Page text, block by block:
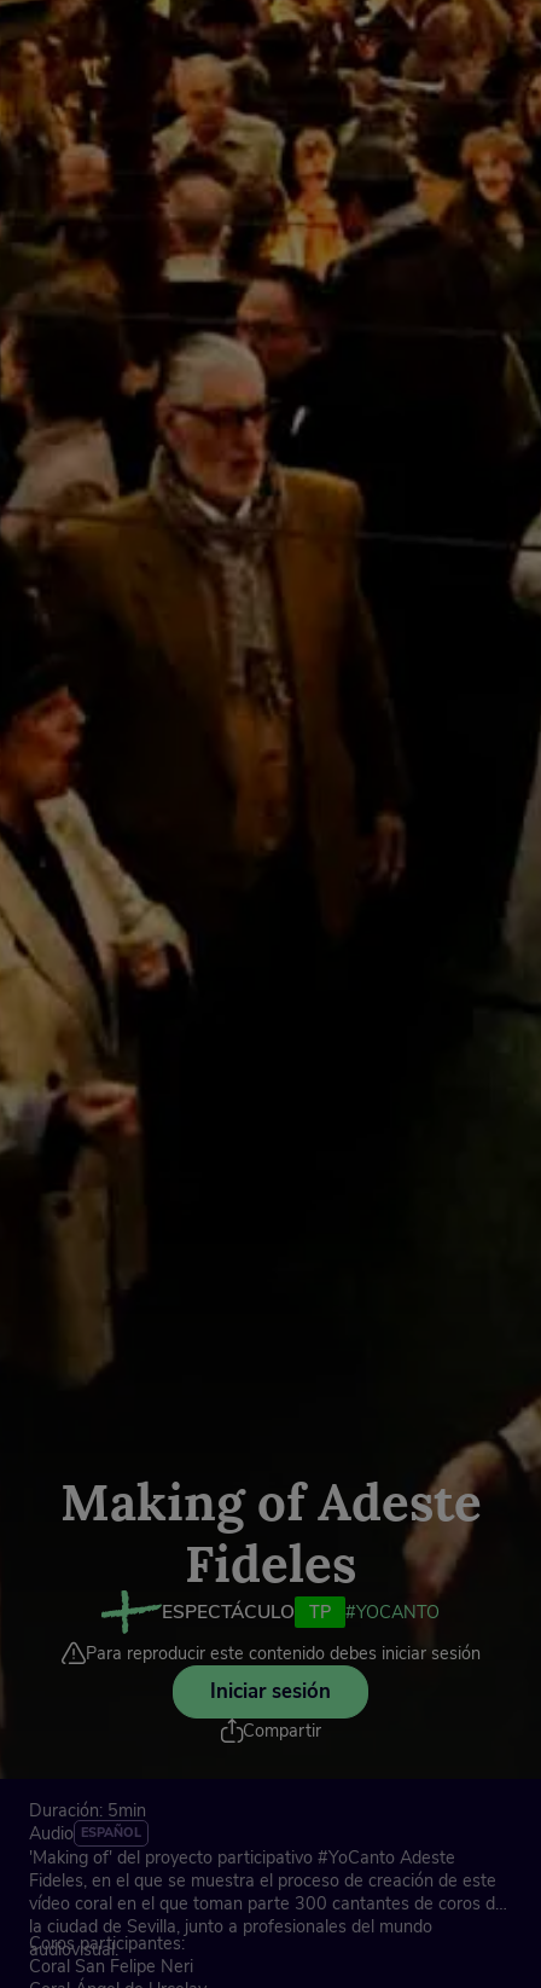
Making of Adeste
Fideles
ESPECTÁCULO TP #YOCANTO
Para reproducir este contenido debes iniciar sesión
Iniciar sesión
Compartir
Duración: 5min
Audio ESPAÑOL
'Making of' del proyecto participativo #YoCanto Adeste
Fideles, en el que se muestra el proceso de creación de este
vídeo coral en el que toman parte 300 cantantes de coros de
la ciudad de Sevilla, junto a profesionales del mundo
audiovisual.
Coros participantes:
Coral San Felipe Neri